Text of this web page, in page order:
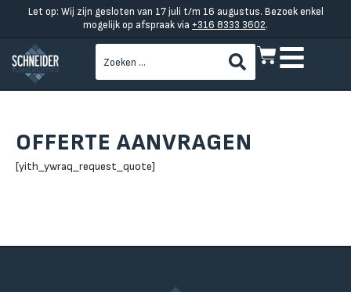
Let op: Wij zijn gesloten van 17 juli t/m 16 augustus. Bezoek enkel
mogelijk op afspraak via +316 8333 3602.
OFFERTE AANVRAGEN
[yith_ywraq_request_quote]